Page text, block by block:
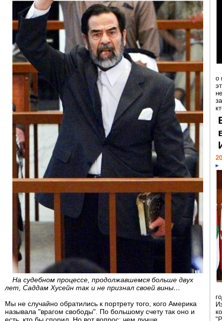
На судебном процессе, продолжавшемся больше двух
лет, Саддам Хусейн так и не признал своей вины…
Мы не случайно обратились к портрету того, кого Америка
называла "врагом свободы". По большому счету так оно и
о